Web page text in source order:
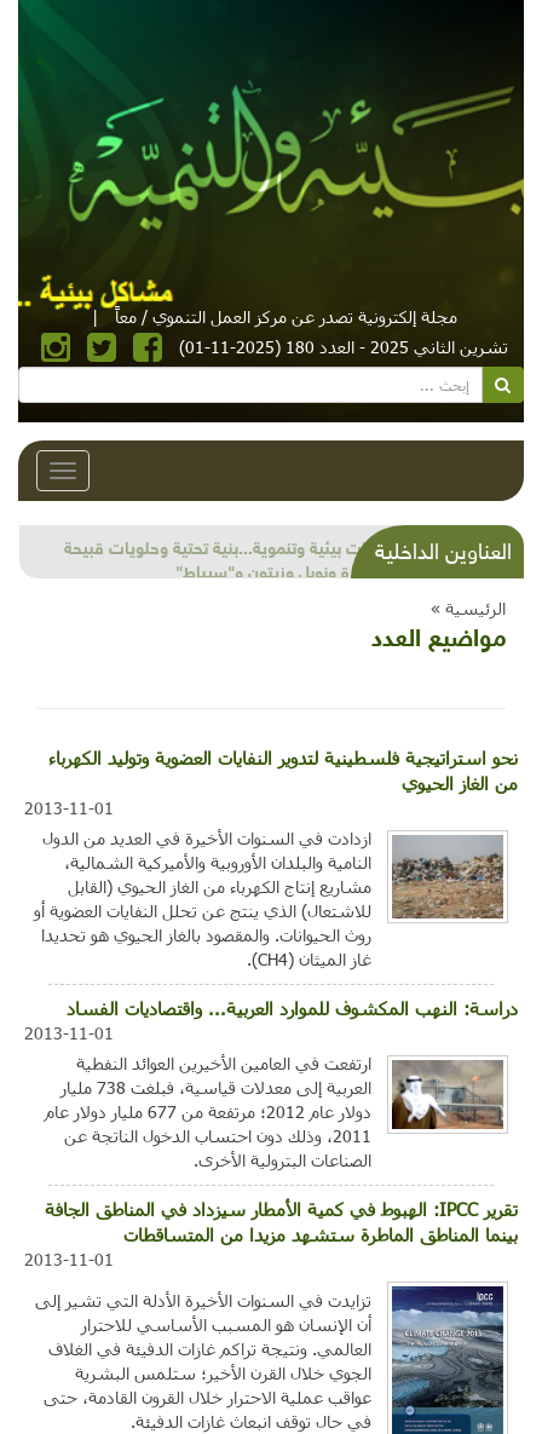
مجلة إلكترونية تصدر عن مركز العمل التنموي / معاً
|
تشرين الثاني 2025 - العدد 180 (2025-11-01)
Toggle
العناوين الداخليةشذرات بيئية وتنموية...بنية تحتية وحلويات قبيحة
وحاكورة ونوبل وزيتون و"سيباط"
الرئيسية »
مواضيع العدد
نحو استراتيجية فلسطينية لتدوير النفايات العضوية وتوليد الكهرباء
من الغاز الحيوي
2013-11-01
ازدادت في السنوات الأخيرة في العديد من الدول
النامية والبلدان الأوروبية والأميركية الشمالية،
مشاريع إنتاج الكهرباء من الغاز الحيوي (القابل
للاشتعال) الذي ينتج عن تحلل النفايات العضوية أو
روث الحيوانات. والمقصود بالغاز الحيوي هو تحديدا
غاز الميثان (CH4).
دراسة: النهب المكشوف للموارد العربية... واقتصاديات الفساد
2013-11-01
ارتفعت في العامين الأخيرين العوائد النفطية
العربية إلى معدلات قياسية، فبلغت 738 مليار
دولار عام 2012؛ مرتفعة من 677 مليار دولار عام
2011، وذلك دون احتساب الدخول الناتجة عن
الصناعات البترولية الأخرى.
تقرير IPCC: الهبوط في كمية الأمطار سيزداد في المناطق الجافة
بينما المناطق الماطرة ستشهد مزيدا من المتساقطات
2013-11-01
تزايدت في السنوات الأخيرة الأدلة التي تشير إلى
أن الإنسان هو المسبب الأساسي للاحترار
العالمي. ونتيجة تراكم غازات الدفيئة في الغلاف
الجوي خلال القرن الأخير؛ ستلمس البشرية
عواقب عملية الاحترار خلال القرون القادمة، حتى
في حال توقف انبعاث غازات الدفيئة.